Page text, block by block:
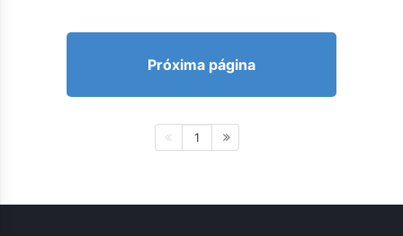
Próxima página
1